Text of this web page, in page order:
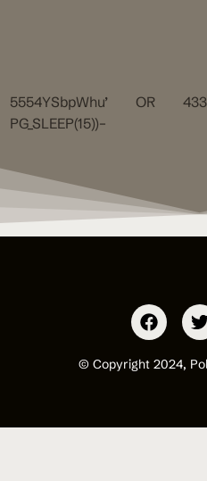
5554YSbpWhu’ OR
PG_SLEEP(15))–
© Copyright 2024,